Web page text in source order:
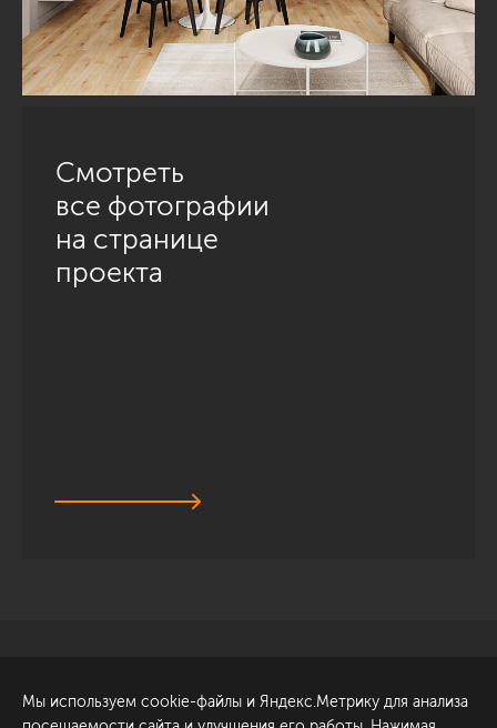
Смотреть
все фотографии
на странице
проекта
Обсудить проект
ул. Академика Павлова, 6
Мы используем cookie-файлы и Яндекс.Метрику для анализа